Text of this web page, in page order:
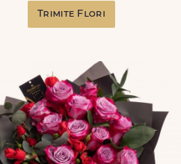
Trimite Flori